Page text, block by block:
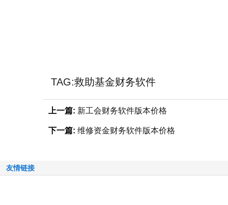
TAG:救助基金财务软件
上一篇: 新工会财务软件版本价格
下一篇: 维修资金财务软件版本价格
友情链接